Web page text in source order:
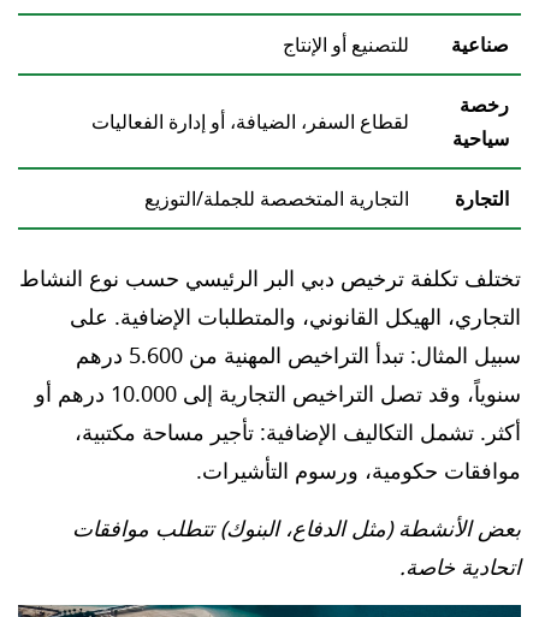
صناعية للتصنيع أو الإنتاج
رخصة
سياحية
لقطاع السفر، الضيافة، أو إدارة الفعاليات
التجارة التجارية المتخصصة للجملة/التوزيع
تختلف تكلفة ترخيص دبي البر الرئيسي حسب نوع النشاط
التجاري، الهيكل القانوني، والمتطلبات الإضافية. على
سبيل المثال: تبدأ التراخيص المهنية من 5.600 درهم
سنوياً، وقد تصل التراخيص التجارية إلى 10.000 درهم أو
أكثر. تشمل التكاليف الإضافية: تأجير مساحة مكتبية،
موافقات حكومية، ورسوم التأشيرات.
بعض الأنشطة (مثل الدفاع، البنوك) تتطلب موافقات
اتحادية خاصة.